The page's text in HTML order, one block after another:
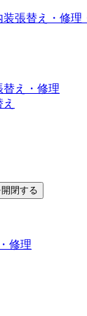
替え・修理
閉する
修理